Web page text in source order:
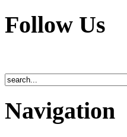
Follow Us
Navigation